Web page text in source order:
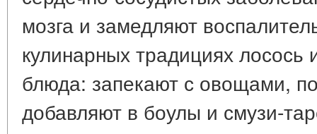
мозга и замедляют
кулинарных традициях лосось
блюда: запекают с овощами,
добавляют в боулы и смузи-